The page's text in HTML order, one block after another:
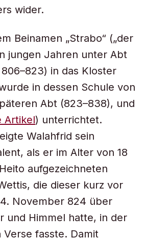
wider.
Beinamen „Strabo“ („der
jungen Jahren unter Abt
in das Kloster
in dessen Schule von
Abt (823–838), und
Artikel) unterrichtet.
Walahfrid sein
als er im Alter von 18
aufgezeichneten
die dieser kurz vor
November 824 über
und Himmel hatte, in der
Verse fasste. Damit